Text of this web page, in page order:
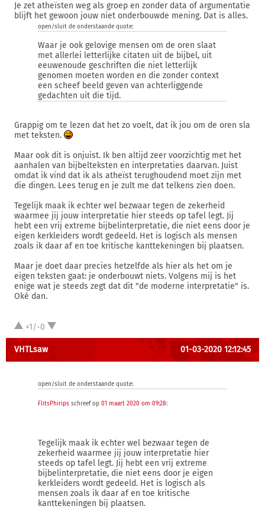
Je zet atheïsten weg als groep en zonder data of argumentatie
blijft het gewoon jouw niet onderbouwde mening. Dat is alles.
open/sluit de onderstaande quote:
Waar je ook gelovige mensen om de oren slaat
met allerlei letterlijke citaten uit de bijbel, uit
eeuwenoude geschriften die niet letterlijk
genomen moeten worden en die zonder context
een scheef beeld geven van achterliggende
gedachten uit die tijd.
Grappig om te lezen dat het zo voelt, dat ik jou om de oren sla
met teksten.
Maar ook dit is onjuist. Ik ben altijd zeer voorzichtig met het
aanhalen van bijbelteksten en interpretaties daarvan. Juist
omdat ik vind dat ik als atheïst terughoudend moet zijn met
die dingen. Lees terug en je zult me dat telkens zien doen.
Tegelijk maak ik echter wel bezwaar tegen de zekerheid
waarmee jij jouw interpretatie hier steeds op tafel legt. Jij
hebt een vrij extreme bijbelinterpretatie, die niet eens door je
eigen kerkleiders wordt gedeeld. Het is logisch als mensen
zoals ik daar af en toe kritische kanttekeningen bij plaatsen.
Maar je doet daar precies hetzelfde als hier als het om je
eigen teksten gaat: je onderbouwt niets. Volgens mij is het
enige wat je steeds zegt dat dit "de moderne interpretatie" is.
Oké dan.
+1/-0
VHTLsaw 01-03-2020 12:12:45
open/sluit de onderstaande quote:
FlitsPhirips schreef op 01 maart 2020 om 09:28:
Tegelijk maak ik echter wel bezwaar tegen de
zekerheid waarmee jij jouw interpretatie hier
steeds op tafel legt. Jij hebt een vrij extreme
bijbelinterpretatie, die niet eens door je eigen
kerkleiders wordt gedeeld. Het is logisch als
mensen zoals ik daar af en toe kritische
kanttekeningen bij plaatsen.